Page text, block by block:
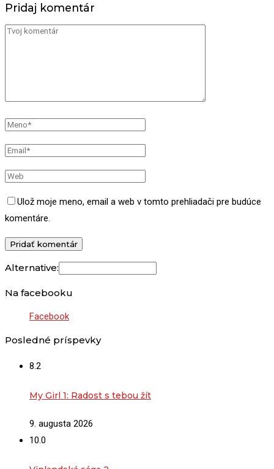
Pridaj komentár
Ulož moje meno, email a web v tomto prehliadači pre budúce
komentáre.
Alternative:
Na facebooku
Facebook
Posledné príspevky
8.2
My Girl 1: Radost s tebou žít
9. augusta 2026
10.0